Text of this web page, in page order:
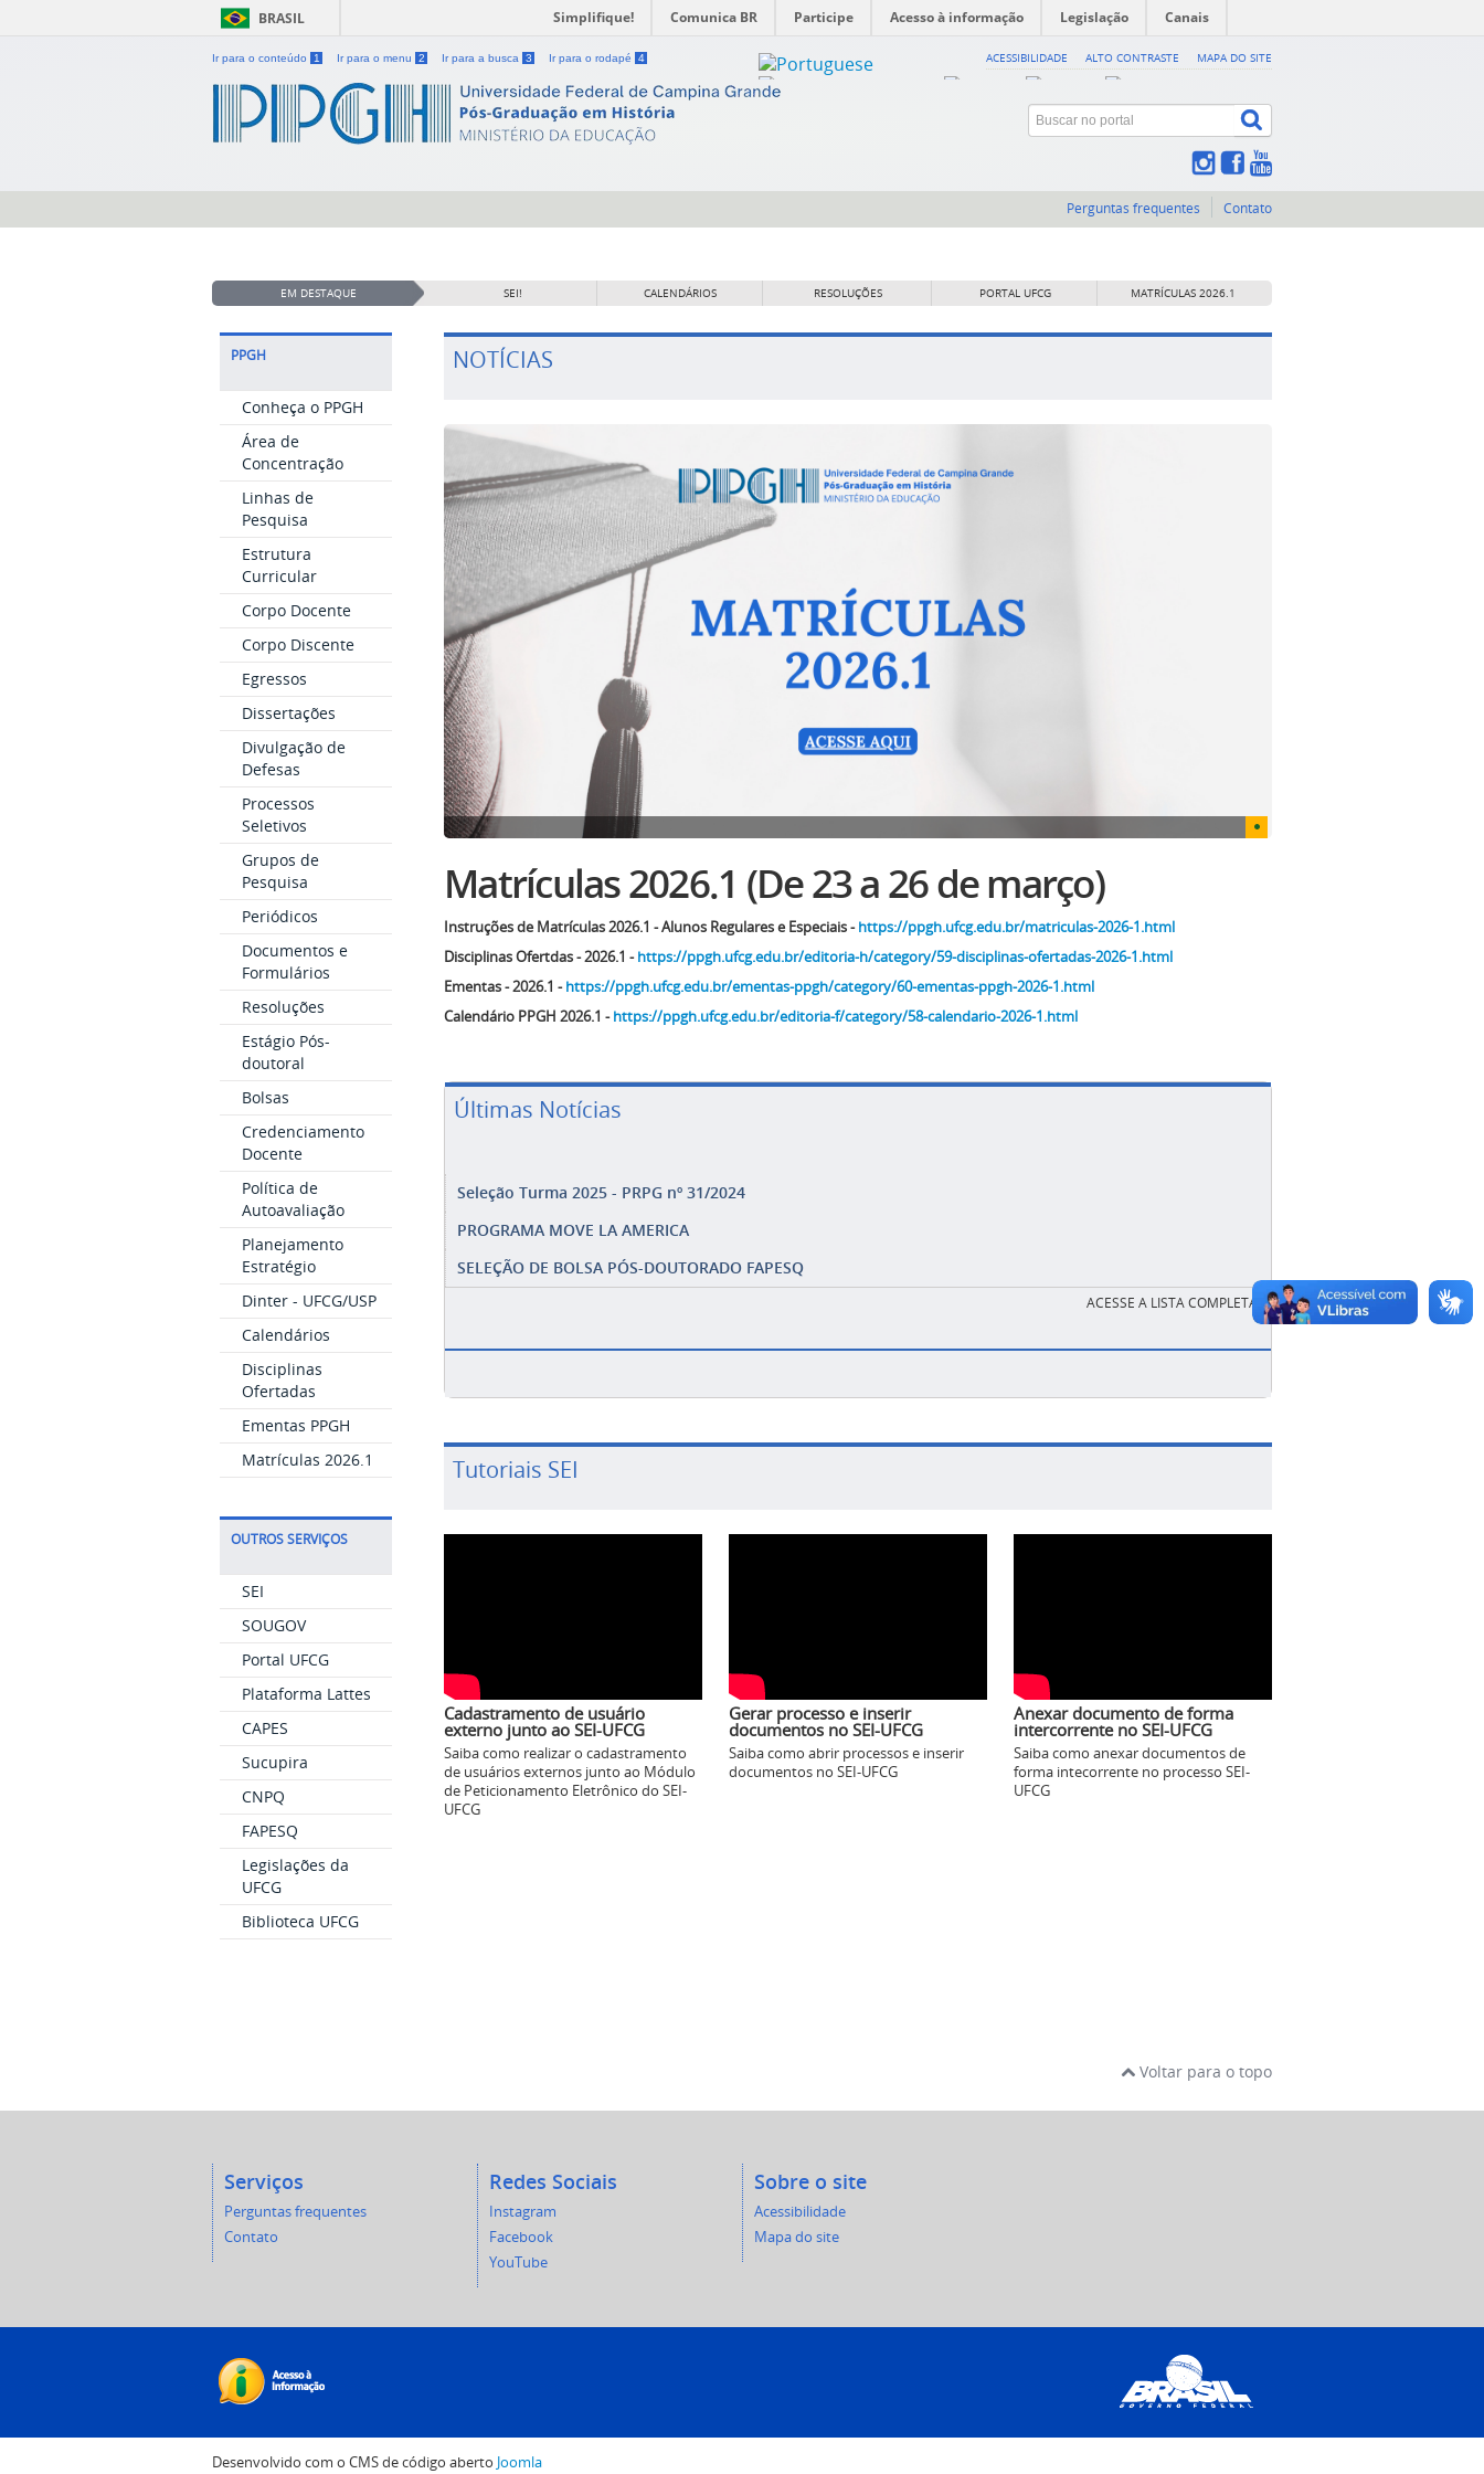
BRASIL Simplifique! Comunica BR Participe Acesso à informação Legislação Canais
Ir para o conteúdo 1 Ir para o menu 2 Ir para a busca 3 Ir para o rodapé 4 ACESSIBILIDADE ALTO CONTRASTE MAPA DO SITE
Perguntas frequentes Contato
EM DESTAQUE SEI! CALENDÁRIOS RESOLUÇÕES PORTAL UFCG MATRÍCULAS 2026.1
PPGH
Conheça o PPGH
Área de
Concentração
Linhas de
Pesquisa
Estrutura
Curricular
Corpo Docente
Corpo Discente
Egressos
Dissertações
Divulgação de
Defesas
Processos
Seletivos
Grupos de
Pesquisa
Periódicos
Documentos e
Formulários
Resoluções
Estágio Pós-
doutoral
Bolsas
Credenciamento
Docente
Política de
Autoavaliação
Planejamento
Estratégio
Dinter - UFCG/USP
Calendários
Disciplinas
Ofertadas
Ementas PPGH
Matrículas 2026.1
OUTROS SERVIÇOS
SEI
SOUGOV
Portal UFCG
Plataforma Lattes
CAPES
Sucupira
CNPQ
FAPESQ
Legislações da
UFCG
Biblioteca UFCG
NOTÍCIAS
Matrículas 2026.1 (De 23 a 26 de março)
Instruções de Matrículas 2026.1 - Alunos Regulares e Especiais -https://ppgh.ufcg.edu.br/matriculas-2026-1.html
Disciplinas Ofertdas - 2026.1 -https://ppgh.ufcg.edu.br/editoria-h/category/59-disciplinas-ofertadas-2026-1.html
Ementas - 2026.1 -https://ppgh.ufcg.edu.br/ementas-ppgh/category/60-ementas-ppgh-2026-1.html
Calendário PPGH 2026.1 -https://ppgh.ufcg.edu.br/editoria-f/category/58-calendario-2026-1.html
Últimas Notícias
Seleção Turma 2025 - PRPG nº 31/2024
PROGRAMA MOVE LA AMERICA
SELEÇÃO DE BOLSA PÓS-DOUTORADO FAPESQ
ACESSE A LISTA COMPLETA
Tutoriais SEI
Cadastramento de usuário
externo junto ao SEI-UFCG
Saiba como realizar o cadastramento
de usuários externos junto ao Módulo
de Peticionamento Eletrônico do SEI-
UFCG
Gerar processo e inserir
documentos no SEI-UFCG
Saiba como abrir processos e inserir
documentos no SEI-UFCG
Anexar documento de forma
intercorrente no SEI-UFCG
Saiba como anexar documentos de
forma intecorrente no processo SEI-
UFCG
Voltar para o topo
Serviços
Perguntas frequentes
Contato
Redes Sociais
Instagram
Facebook
YouTube
Sobre o site
Acessibilidade
Mapa do site
Desenvolvido com o CMS de código aberto Joomla